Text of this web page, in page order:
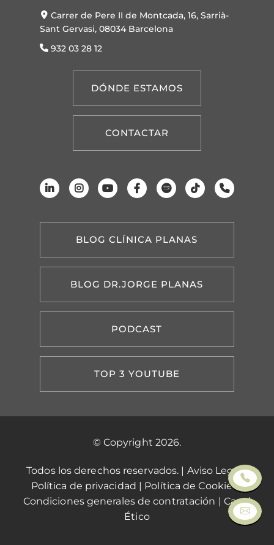
Carrer de Pere II de Montcada, 16, Sarrià-
Sant Gervasi, 08034 Barcelona
932 03 28 12
DÓNDE ESTAMOS
CONTACTAR
BLOG CLÍNICA PLANAS
BLOG DR.JORGE PLANAS
PODCAST
TOP 3 YOUTUBE
© Copyright 2026.
Todos los derechos reservados. | Aviso Legal|
Política de privacidad | Política de Cookies|
Condiciones generales de contratación | Canal
Ético